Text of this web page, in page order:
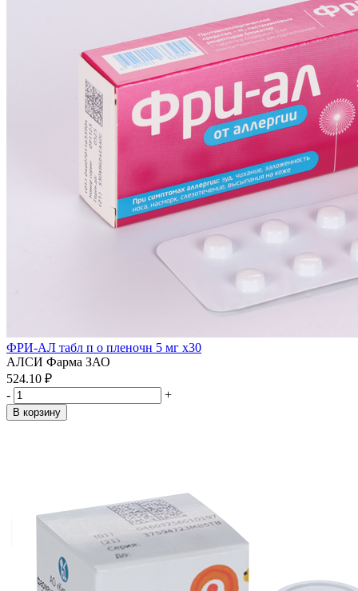
ФРИ-АЛ табл п о пленочн 5 мг x30
АЛСИ Фарма ЗАО
524.10 ₽
-
+
В корзину